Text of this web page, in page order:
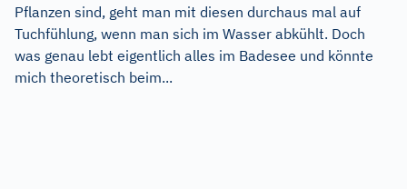
Pflanzen sind, geht man mit diesen durchaus mal auf
Tuchfühlung, wenn man sich im Wasser abkühlt. Doch
was genau lebt eigentlich alles im Badesee und könnte
mich theoretisch beim...